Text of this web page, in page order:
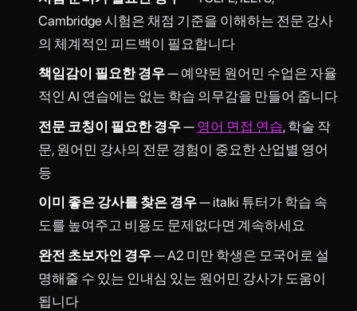
Cambridge 시험은 채점 기준을 이해하는 전문 강사
의 체계적인 피드백이 필요합니다
책임감이 필요한 경우— 예약된 원어민 수업은 자율
적인 AI 연습에는 없는 학습 의무감을 만들어 줍니다
전문 코칭이 필요한 경우— 영어 면접 연습, 학술 작
문, 원어민 강사의 전문 경험이 중요한 산업별 영어
등
이미 좋은 강사를 찾은 경우— italki 튜터가 학습 속
도를 높여주고 비용도 문제없다면 계속하세요
완전 초보자인 경우— A2 미만 학생은 모국어로 설
명해줄 수 있는 인내심 있는 원어민 강사가 도움이
됩니다